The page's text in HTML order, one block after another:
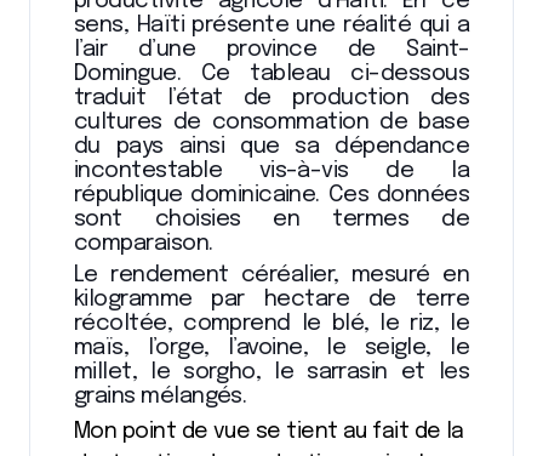
sens, Haïti présente une réalité qui a
l’air d’une province de Saint-
Domingue. Ce tableau ci-dessous
traduit l’état de production des
cultures de consommation de base
du pays ainsi que sa dépendance
incontestable vis-à-vis de la
république dominicaine. Ces données
sont choisies en termes de
comparaison.
Le rendement céréalier, mesuré en
kilogramme par hectare de terre
récoltée, comprend le blé, le riz, le
maïs, l’orge, l’avoine, le seigle, le
millet, le sorgho, le sarrasin et les
grains mélangés.
Mon point de vue se tient au fait de la